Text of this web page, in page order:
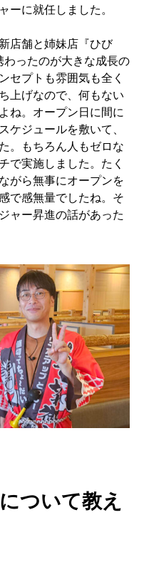
ーに就任しました。
店舗と姉妹店『ひび
わったのが大きな成長の
セプトも雰囲気も全く
上げなので、何もない
ね。オープン日に間に
ケジュールを敷いて、
。もちろん人もゼロな
で実施しました。たく
がら無事にオープンを
で感無量でしたね。そ
ャー昇進の話があった
ついて教え